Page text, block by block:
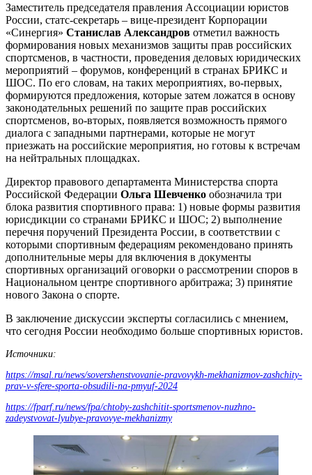
Заместитель председателя правления Ассоциации юристов
России, статс-секретарь – вице-президент Корпорации
«Синергия» Станислав Александров отметил важность
формирования новых механизмов защиты прав российских
спортсменов, в частности, проведения деловых юридических
мероприятий – форумов, конференций в странах БРИКС и
ШОС. По его словам, на таких мероприятиях, во-первых,
формируются предложения, которые затем ложатся в основу
законодательных решений по защите прав российских
спортсменов, во-вторых, появляется возможность прямого
диалога с западными партнерами, которые не могут
приезжать на российские мероприятия, но готовы к встречам
на нейтральных площадках.
Директор правового департамента Министерства спорта
Российской Федерации Ольга Шевченко обозначила три
блока развития спортивного права: 1) новые формы развития
юрисдикции со странами БРИКС и ШОС; 2) выполнение
перечня поручений Президента России, в соответствии с
которыми спортивным федерациям рекомендовано принять
дополнительные меры для включения в документы
спортивных организаций оговорки о рассмотрении споров в
Национальном центре спортивного арбитража; 3) принятие
нового Закона о спорте.
В заключение дискуссии эксперты согласились с мнением,
что сегодня России необходимо больше спортивных юристов.
Источники:
https://msal.ru/news/sovershenstvovanie-pravovykh-mekhanizmov-zashchity-
prav-v-sfere-sporta-obsudili-na-pmyuf-2024
https://fparf.ru/news/fpa/chtoby-zashchitit-sportsmenov-nuzhno-
zadeystvovat-lyubye-pravovye-mekhanizmy